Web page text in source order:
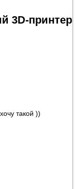
3D-принтер
такой ))